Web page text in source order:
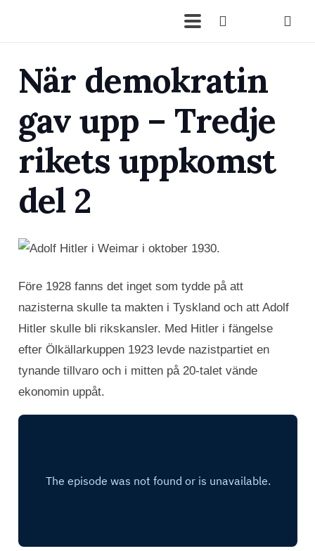
När demokratin
gav upp – Tredje
rikets uppkomst
del 2
Före 1928 fanns det inget som tydde på att
nazisterna skulle ta makten i Tyskland och att Adolf
Hitler skulle bli rikskansler. Med Hitler i fängelse
efter Ölkällarkuppen 1923 levde nazistpartiet en
tynande tillvaro och i mitten på 20-talet vände
ekonomin uppåt.